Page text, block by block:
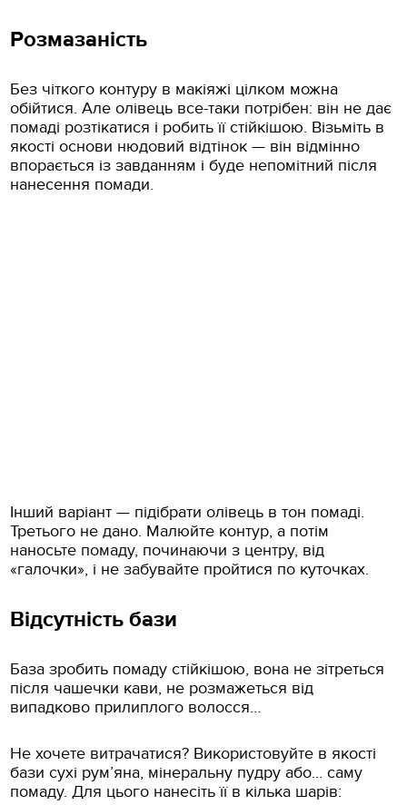
Розмазаність
Без чіткого контуру в макіяжі цілком можна
обійтися. Але олівець все-таки потрібен: він не дає
помаді розтікатися і робить її стійкішою. Візьміть в
якості основи нюдовий відтінок — він відмінно
впорається із завданням і буде непомітний після
нанесення помади.
Інший варіант — підібрати олівець в тон помаді.
Третього не дано. Малюйте контур, а потім
наносьте помаду, починаючи з центру, від
«галочки», і не забувайте пройтися по куточках.
Відсутність бази
База зробить помаду стійкішою, вона не зітреться
після чашечки кави, не розмажеться від
випадково прилиплого волосся…
Не хочете витрачатися? Використовуйте в якості
бази сухі рум’яна, мінеральну пудру або… саму
помаду. Для цього нанесіть її в кілька шарів: